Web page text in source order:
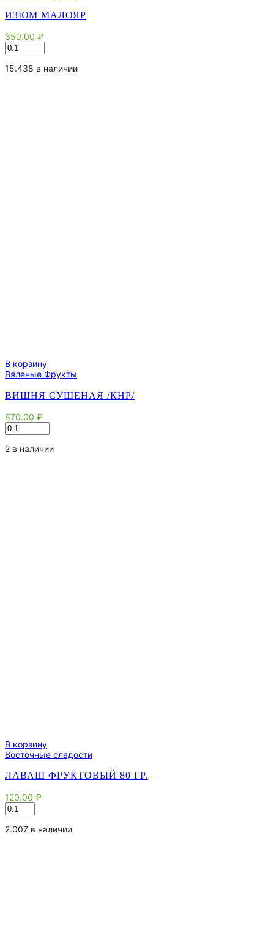
ИЗЮМ МАЛОЯР
350.00 ₽
Количество
товара
Изюм
15.438 в наличии
В корзину
Вяленые Фрукты
ВИШНЯ СУШЕНАЯ /КНР/
870.00 ₽
Количество
товара
Вишня
2 в наличии
В корзину
Восточные сладости
ЛАВАШ ФРУКТОВЫЙ 80 ГР.
120.00 ₽
Количество
товара
Лаваш
2.007 в наличии